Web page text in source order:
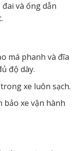
và ống dẫn
má phanh và đĩa
độ dày.
xe luôn sạch.
bảo xe vận hành